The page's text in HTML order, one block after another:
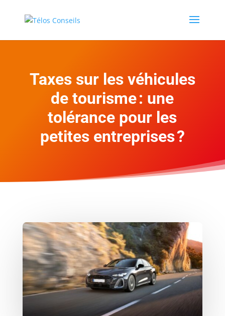
Taxes sur les véhicules
de tourisme : une
tolérance pour les
petites entreprises ?